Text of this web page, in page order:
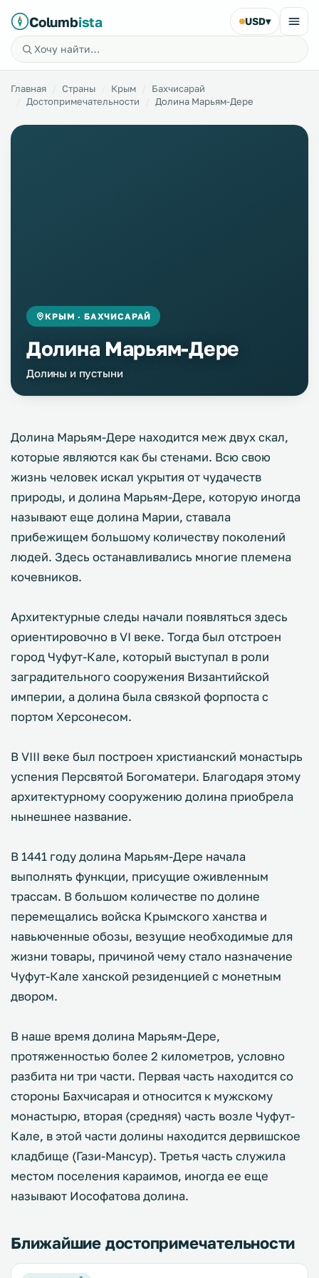
Columbista USD▾
Главная Страны Крым
Бахчисарай
Достопримечательности
Долина Марьям-Дере
КРЫМ · БАХЧИСАРАЙ
Долина Марьям-Дере
Долины и пустыни
Долина Марьям-Дере находится меж двух скал,
которые являются как бы стенами. Всю свою
жизнь человек искал укрытия от чудачеств
природы, и долина Марьям-Дере, которую иногда
называют еще долина Марии, ставала
прибежищем большому количеству поколений
людей. Здесь останавливались многие племена
кочевников.
Архитектурные следы начали появляться здесь
ориентировочно в VI веке. Тогда был отстроен
город Чуфут-Кале, который выступал в роли
заградительного сооружения Византийской
империи, а долина была связкой форпоста с
портом Херсонесом.
В VIII веке был построен христианский монастырь
успения Персвятой Богоматери. Благодаря этому
архитектурному сооружению долина приобрела
нынешнее название.
В 1441 году долина Марьям-Дере начала
выполнять функции, присущие оживленным
трассам. В большом количестве по долине
перемещались войска Крымского ханства и
навьюченные обозы, везущие необходимые для
жизни товары, причиной чему стало назначение
Чуфут-Кале ханской резиденцией с монетным
двором.
В наше время долина Марьям-Дере,
протяженностью более 2 километров, условно
разбита ни три части. Первая часть находится со
стороны Бахчисарая и относится к мужскому
монастырю, вторая (средняя) часть возле Чуфут-
Кале, в этой части долины находится дервишское
кладбище (Гази-Мансур). Третья часть служила
местом поселения караимов, иногда ее еще
называют Иософатова долина.
Ближайшие достопримечательности